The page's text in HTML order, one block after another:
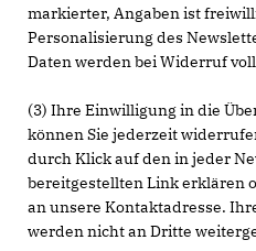
markierter, Angaben ist
Personalisierung des
Daten werden bei Widerruf
(3) Ihre Einwilligung in die
können Sie jederzeit
durch Klick auf den in jeder
bereitgestellten Link erklären
an unsere Kontaktadresse.
werden nicht an Dritte